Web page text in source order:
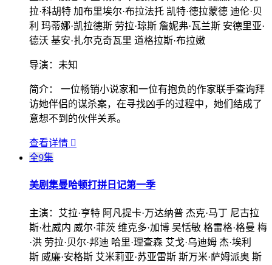
拉·科胡特 加布里埃尔·布拉法托 凯特·德拉蒙德 迪伦·贝
利 玛蒂娜·凯拉德斯 劳拉·琼斯 詹妮弗·瓦兰斯 安德里亚·
德沃 基安·扎尔克奇瓦里 道格拉斯·布拉嫩
导演： 未知
简介：
一位畅销小说家和一位有抱负的作家联手查询拜
访她伴侣的谋杀案，在寻找凶手的过程中，她们结成了
意想不到的伙伴关系。
查看详情 
全9集
美剧集曼哈顿打拼日记第一季
主演： 艾拉·亨特 阿凡提卡·万达纳普 杰克·马丁 尼古拉
斯·杜威内 威尔·菲茨 维克多·加博 吴恬敏 格雷格·格曼 梅
·洪 劳拉·贝尔·邦迪 哈里·理查森 艾戈·乌迪姆 杰·埃利
斯 威廉·安格斯 艾米莉亚·苏亚雷斯 斯万米·萨姆派奥 斯